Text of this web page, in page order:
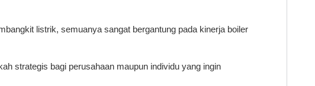
listrik, semuanya sangat bergantung pada kinerja boiler
strategis bagi perusahaan maupun individu yang ingin